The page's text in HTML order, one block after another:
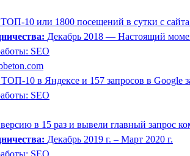
10 или 1800 посещений в сутки с
Декабрь 2018 — Настоящий
SEO
ТОП-10 в Яндексе и 157 запросов в Google
SEO
в 15 раз и вывели главный запрос
Декабрь 2019 г. – Март 2020 г.
SEO